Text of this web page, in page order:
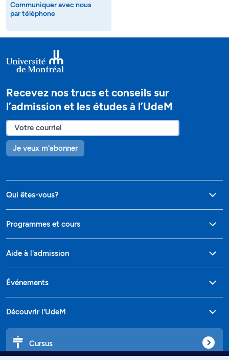
Communiquer avec nous
par téléphone
Recevez nos trucs et conseils sur
l’admission et les études à l’UdeM
Je veux m'abonner
Qui êtes-vous?
Programmes et cours
Aide à l'admission
Événements
Découvrir l'UdeM
Cursus